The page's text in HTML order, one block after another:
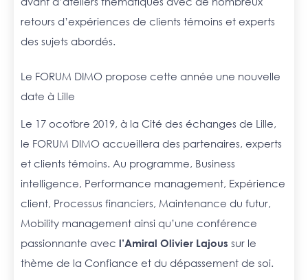
retours d’expériences de clients témoins et experts
des sujets abordés.
Le FORUM DIMO propose cette année une nouvelle
date à Lille
Le 17 ocotbre 2019, à la Cité des échanges de Lille,
le FORUM DIMO accueillera des partenaires, experts
et clients témoins. Au programme, Business
intelligence, Performance management, Expérience
client, Processus financiers, Maintenance du futur,
Mobility management ainsi qu’une conférence
passionnante avec l’Amiral Olivier Lajous sur le
thème de la Confiance et du dépassement de soi.